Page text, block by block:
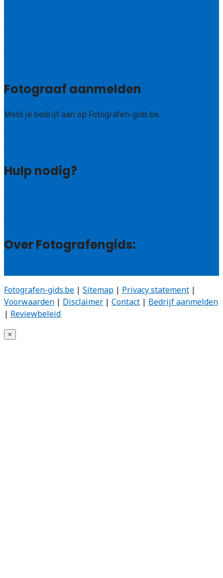
Fotograaf aanmelden
Meld je bedrijf aan op Fotografen-gids.be.
Hulp nodig?
Over Fotografengids:
Fotografen-gids.be | Sitemap | Privacy statement |
Voorwaarden | Disclaimer | Contact | Bedrijf aanmelden
| Reviewbeleid
×